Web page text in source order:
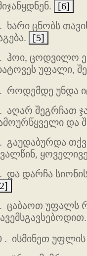
[6]
ხარი ცნობს
[5]
ჰოი, ცოდვილო
უფალი,
როდემდე უნდა
აღარ შეგრჩათ
და
გაუდაბურდა
და დარჩა
ცაბაოთ უფალს
. ისმინეთ